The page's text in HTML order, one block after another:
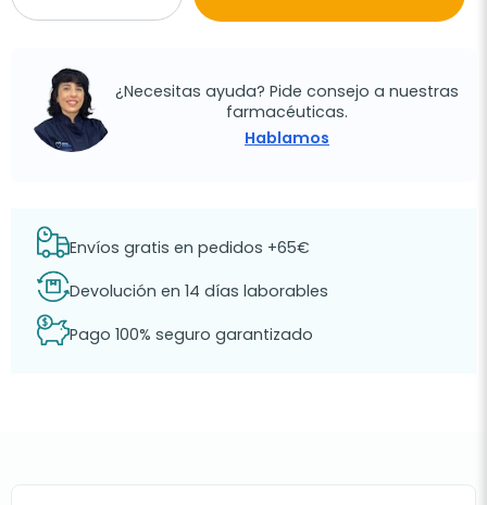
¿Necesitas ayuda? Pide consejo a nuestras
farmacéuticas.
Hablamos
Envíos gratis en pedidos +65€
Devolución en 14 días laborables
Pago 100% seguro garantizado